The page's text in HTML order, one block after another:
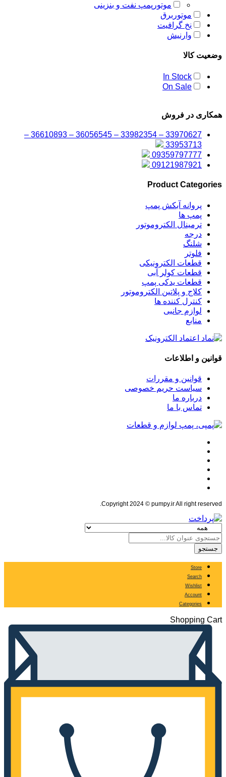
موتورپمپ نفت و بنزینی
موتوربرق
نخ گرافیت
وارنیش
وضعیت کالا
In Stock
On Sale
همکاری در فروش
33970627 – 33982354 – 36056545 – 36610893 –
33953713
09359797777
09121987921
Product Categories
پروانه آبکش پمپ
پمپ ها
ترمینال الکتروموتور
درجه
شلنگ
فلوتر
قطعات الکترونیکی
قطعات کولر آبی
قطعات یدکی پمپ
کلاج و پلاتین الکتروموتور
کنترل کننده ها
لوازم جانبی
منابع
قوانین و اطلاعات
قوانین و مقررات
سیاست حریم خصوصی
درباره ما
تماس با ما
Copyright 2024 © pumpy.ir All right reserved.
جستجو
Store
Search
Wishlist
Account
Categories
Shopping Cart